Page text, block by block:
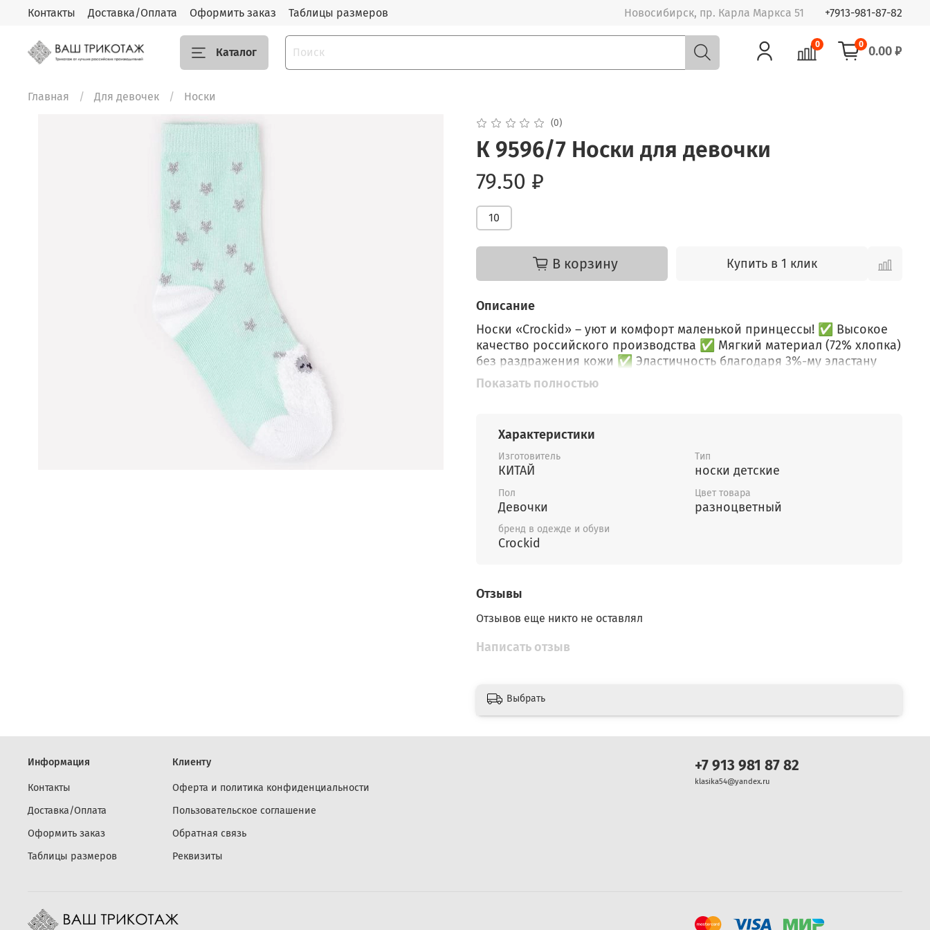
Контакты Доставка/Оплата Оформить заказ Таблицы размеров Новосибирск, пр. Карла Маркса 51 +7913-981-87-82
Каталог
0 0 0.00 ₽
Главная Для девочек Носки
(0)
К 9596/7 Носки для девочки
79.50 ₽
10
В корзину Купить в 1 клик
Описание
Носки «Crockid» – уют и комфорт маленькой принцессы! ✅ Высокое
качество российского производства ✅ Мягкий материал (72% хлопка)
без раздражения кожи ✅ Эластичность благодаря 3%-му эластану
идеально облегает ножку ✅ Красивый дизайн порадует любую
обеспечат комфорт и тепло в течение всего дня. Удобная резинка
надежно фиксирует изделие на ноге, предотвращая сползание.
Выполнены из дышащего материала, который позволяет коже дышать
носки и активных игр.
Показать полностью
Характеристики
Изготовитель
КИТАЙ
Тип
носки детские
Пол
Девочки
Цвет товара
разноцветный
бренд в одежде и обуви
Crockid
Отзывы
Отзывов еще никто не оставлял
Написать отзыв
Выбрать
Информация
Контакты
Доставка/Оплата
Оформить заказ
Таблицы размеров
Клиенту
Оферта и политика конфиденциальности
Пользовательское соглашение
Обратная связь
Реквизиты
+7 913 981 87 82
klasika54@yandex.ru